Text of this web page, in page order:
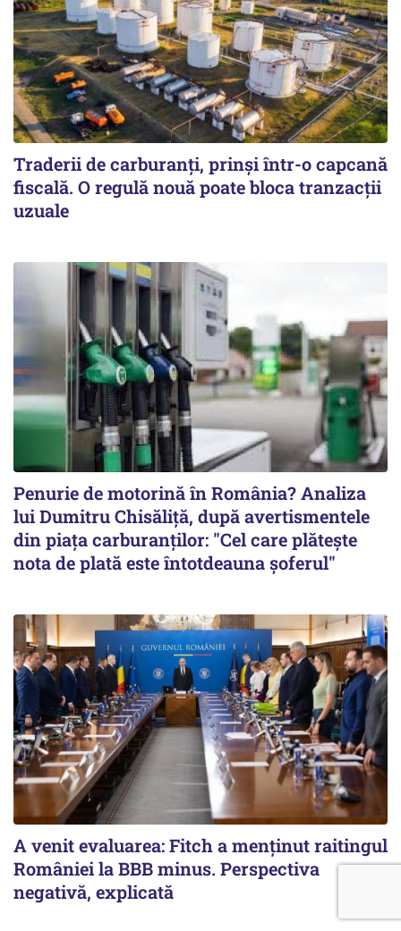
Traderii de carburanți, prinși într-o capcană
fiscală. O regulă nouă poate bloca tranzacții
uzuale
Penurie de motorină în România? Analiza
lui Dumitru Chisăliță, după avertismentele
din piața carburanților: "Cel care plătește
nota de plată este întotdeauna șoferul"
A venit evaluarea: Fitch a menținut raitingul
României la BBB minus. Perspectiva
negativă, explicată